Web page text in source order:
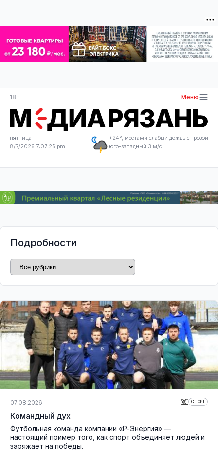
18+ Меню
пятница
8/7/2026 7:07:26 pm
+24°, местами слабый дождь с грозой
юго-западный 3 м/с
Подробности
07.08.2026 СПОРТ
Командный дух
Футбольная команда компании «Р-Энергия» —
настоящий пример того, как спорт объединяет людей и
заряжает на победы.